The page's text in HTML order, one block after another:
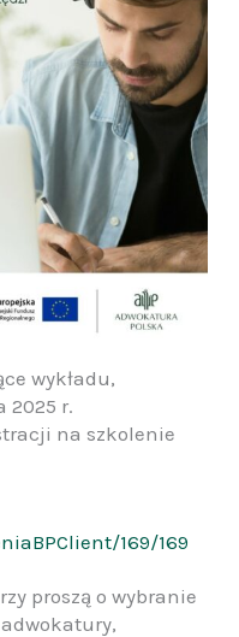
wykładu,
2025 r.
na szkolenie
169/169
proszą o wybranie